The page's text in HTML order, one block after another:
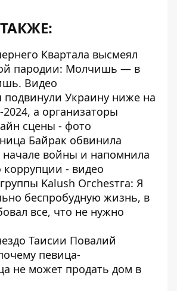
Квартала высмеял
пародии: Молчишь — в
Видео
подвинули Украину ниже на
а организаторы
сцены - фото
Байрак обвинила
войны и напомнила
коррупции - видео
Kalush Огсһеѕтга: Я
беспробудную жизнь, в
все, что не нужно
Таисии Повалий
певица-
не может продать дом в